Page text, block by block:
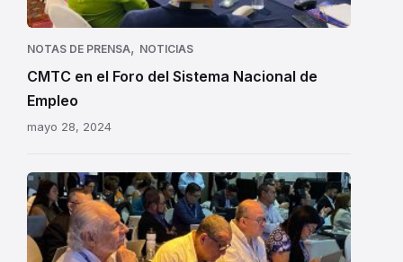
NOTAS DE PRENSA, NOTICIAS
CMTC en el Foro del Sistema Nacional de
Empleo
mayo 28, 2024
CMTC
en
Foro
Sistema